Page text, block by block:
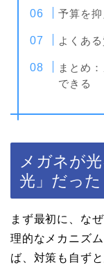
予算を
よくある
まとめ
できる
メガネが
光」だった
まず最初に、な
理的なメカニズ
ば、対策も自ず